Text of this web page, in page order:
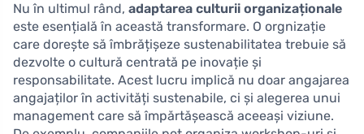
Nu în ultimul rând, adaptarea culturii organizaționale
este esențială în această transformare. O orgnizație
care dorește să îmbrățișeze sustenabilitatea trebuie să
dezvolte o cultură centrată pe inovație și
responsabilitate. Acest lucru implică nu doar angajarea
angajaților în activități sustenabile, ci și alegerea unui
management care să împărtășească aceeași viziune.